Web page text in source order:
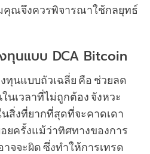
คุณจึงควรพิจารณาใช้กลยุทธ์
ทุนแบบ DCA Bitcoin
ทุนแบบถัวเฉลี่ย คือ ช่วยลด
นเวลาที่ไม่ถูกต้อง จังหวะ
สิ่งที่ยากที่สุดที่จะคาดเดา
ยครั้งแม้ว่าทิศทางของการ
จจะผิด ซึ่งทำให้การเทรด